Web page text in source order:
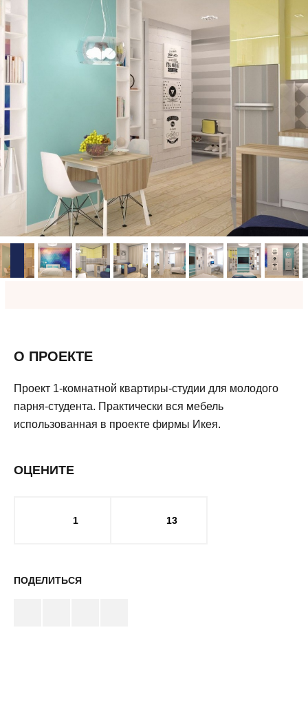
О ПРОЕКТЕ
Проект 1-комнатной квартиры-студии для молодого
парня-студента. Практически вся мебель
использованная в проекте фирмы Икея.
ОЦЕНИТЕ
1 13
ПОДЕЛИТЬСЯ